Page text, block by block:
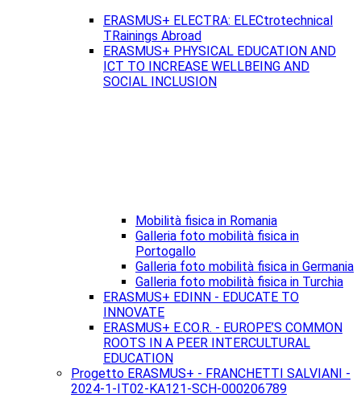
ERASMUS+ ELECTRA: ELECtrotechnical
TRainings Abroad
ERASMUS+ PHYSICAL EDUCATION AND
ICT TO INCREASE WELLBEING AND
SOCIAL INCLUSION
Mobilità fisica in Romania
Galleria foto mobilità fisica in
Portogallo
Galleria foto mobilità fisica in Germania
Galleria foto mobilità fisica in Turchia
ERASMUS+ EDINN - EDUCATE TO
INNOVATE
ERASMUS+ E.CO.R. - EUROPE’S COMMON
ROOTS IN A PEER INTERCULTURAL
EDUCATION
Progetto ERASMUS+ - FRANCHETTI SALVIANI -
2024-1-IT02-KA121-SCH-000206789